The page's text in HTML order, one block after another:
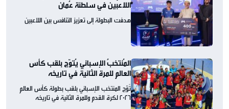
اللاعبين في سلطنة عُمان
هدفت البطولة إلى تعزيز التنافس بين اللاعبين
المُنتخبُ الإسباني يُتوّج بلقب كأس
العالم للمرة الثانية في تاريخه
تُوّج المنتخب الإسباني بلقب بطولة كأس العالم
2026 لكرة القدم وللمرة الثانية في تاريخه